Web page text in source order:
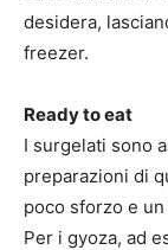
desidera,
freezer.
Ready to eat
I surgelati sono
preparazioni di
poco sforzo e
Per i gyoza, ad